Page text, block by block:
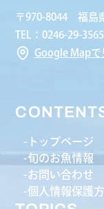
〒970-8044 福島
TEL：0246-29-
Google Mapで
トップページ
旬のお魚情報
お問い合わせ
個人情報保護